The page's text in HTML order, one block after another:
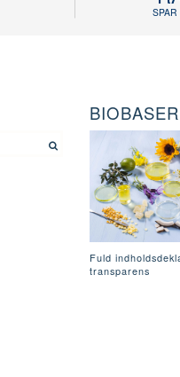
Fuld
transparens